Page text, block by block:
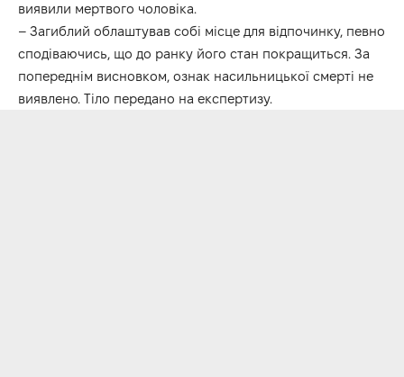
виявили мертвого чоловіка.
– Загиблий облаштував собі місце для відпочинку, певно
сподіваючись, що до ранку його стан покращиться. За
попереднім висновком, ознак насильницької смерті не
виявлено. Тіло передано на експертизу.